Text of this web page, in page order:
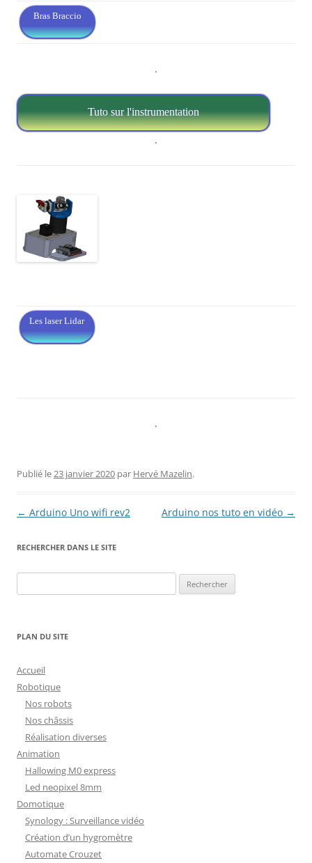
Bras Braccio
.
Tuto sur l'instrumentation
.
Les laser Lidar
.
Publié le 23 janvier 2020 par Hervé Mazelin.
Navigation
articles
← Arduino Uno wifi rev2 Arduino nos tuto en vidéo →
RECHERCHER DANS LE SITE
PLAN DU SITE
Accueil
Robotique
Nos robots
Nos châssis
Réalisation diverses
Animation
Hallowing M0 express
Led neopixel 8mm
Domotique
Synology : Surveillance vidéo
Création d’un hygromètre
Automate Crouzet